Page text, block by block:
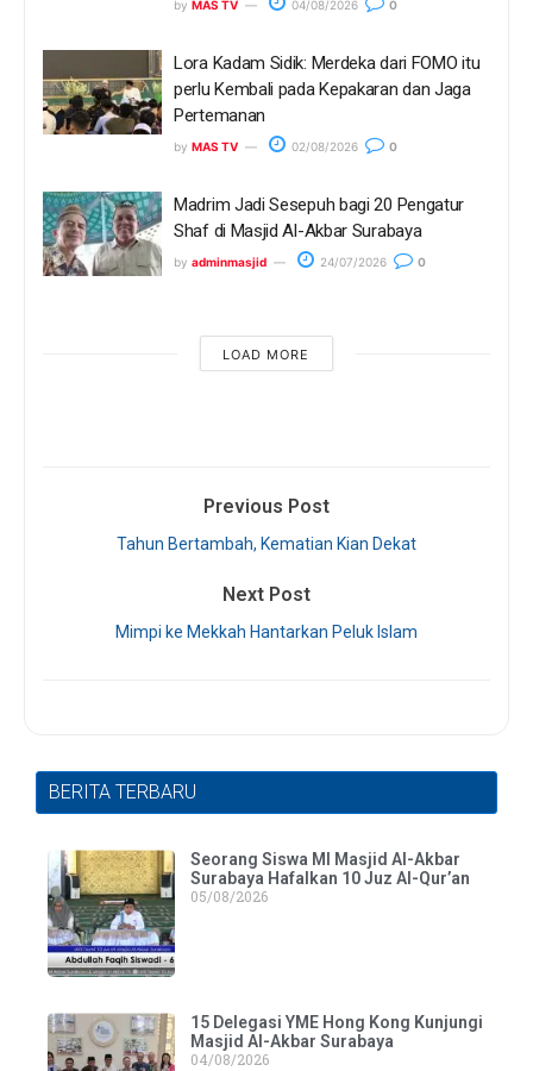
by MAS TV 04/08/2026 0
Lora Kadam Sidik: Merdeka dari FOMO itu
perlu Kembali pada Kepakaran dan Jaga
Pertemanan
by MAS TV 02/08/2026 0
Madrim Jadi Sesepuh bagi 20 Pengatur
Shaf di Masjid Al-Akbar Surabaya
by adminmasjid 24/07/2026 0
LOAD MORE
Previous Post
Tahun Bertambah, Kematian Kian Dekat
Next Post
Mimpi ke Mekkah Hantarkan Peluk Islam
BERITA TERBARU
Seorang Siswa MI Masjid Al-Akbar
Surabaya Hafalkan 10 Juz Al-Qur’an
05/08/2026
15 Delegasi YME Hong Kong Kunjungi
Masjid Al-Akbar Surabaya
04/08/2026